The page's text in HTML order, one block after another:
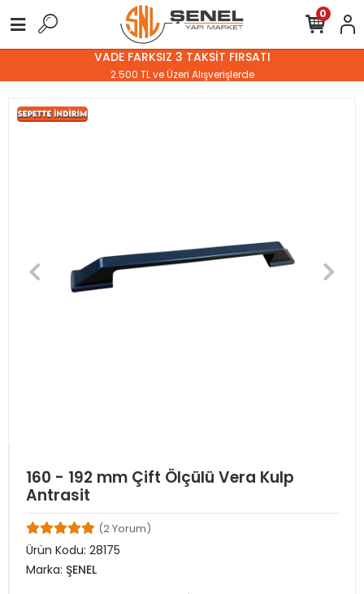
VADE FARKSIZ 3 TAKSİT FIRSATI
2.500 TL ve Üzeri Alışverişlerde
0
160 - 192 mm Çift Ölçülü Vera Kulp
Antrasit
(2 Yorum)
Ürün Kodu: 28175
Marka: ŞENEL